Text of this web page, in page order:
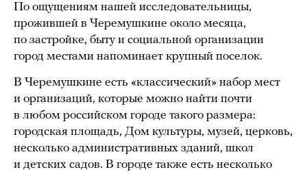
По ощущениям нашей исследовательницы,
прожившей в Черемушкине около месяца,
по застройке, быту и социальной организации
город местами напоминает крупный поселок.
В Черемушкине есть «классический» набор мест
и организаций, которые можно найти почти
в любом российском городе такого размера:
городская площадь, Дом культуры, музей, церковь,
несколько административных зданий, школ
и детских садов. В городе также есть несколько